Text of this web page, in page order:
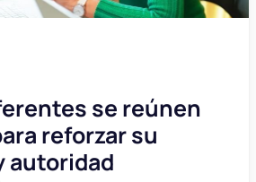
se reúnen
reforzar su
autoridad